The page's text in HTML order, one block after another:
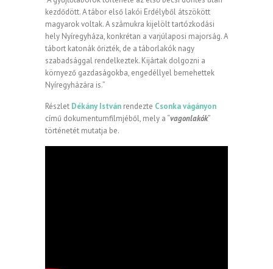
kezdődött. A tábor első lakói Erdélyből átszökött
magyarok voltak. A számukra kijelölt tartózkodási
hely Nyíregyháza, konkrétan a varjúlaposi majorság. A
tábort katonák őrizték, de a táborlakók nagy
szabadsággal rendelkeztek. Kijártak dolgozni a
környező gazdaságokba, engedéllyel bemehettek
Nyíregyházára is.”
Részlet Dékány István rendezte Csonka vágányon
című dokumentumfilmjéből, mely a “vagonlakók”
történetét mutatja be.